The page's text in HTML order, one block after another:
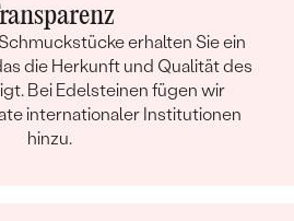
erhalten Sie ein
die Herkunft und Qualität des
Bei Edelsteinen fügen wir
internationaler Institutionen
hinzu.